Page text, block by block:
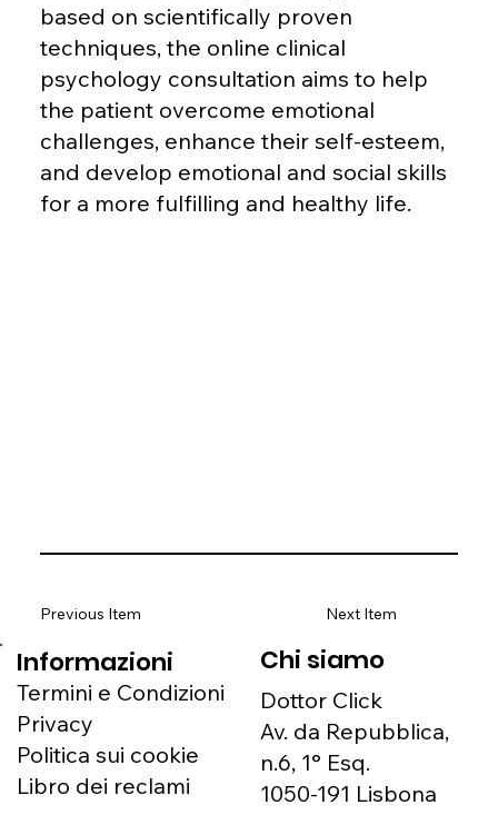
based on scientifically proven
techniques, the online clinical
psychology consultation aims to help
the patient overcome emotional
challenges, enhance their self-esteem,
and develop emotional and social skills
for a more fulfilling and healthy life.
Next Item
Previous Item
Informazioni
Termini e Condizioni
Privacy
Politica sui cookie
Libro dei reclami
Chi siamo
Dottor Click
Av. da Repubblica,
n.6, 1° Esq.
1050-191 Lisbona